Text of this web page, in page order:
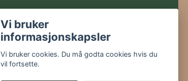
Vi bruker
informasjonskapsler
Vi bruker cookies. Du må godta cookies hvis du
vil fortsette.